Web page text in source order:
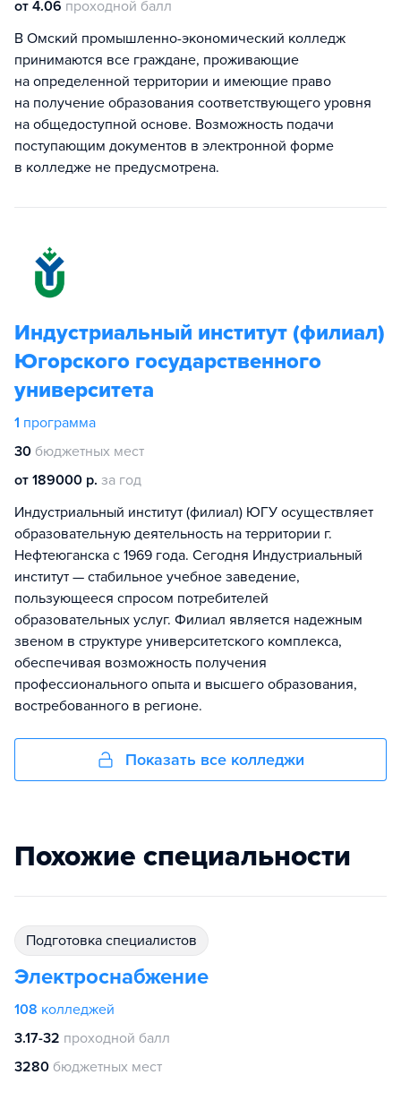
от 4.06 проходной балл
В Омский промышленно-экономический колледж
принимаются все граждане, проживающие
на определенной территории и имеющие право
на получение образования соответствующего уровня
на общедоступной основе. Возможность подачи
поступающим документов в электронной форме
в колледже не предусмотрена.
Индустриальный институт (филиал)
Югорского государственного
университета
1 программа
30 бюджетных мест
от 189000 р. за год
Индустриальный институт (филиал) ЮГУ осуществляет
образовательную деятельность на территории г.
Нефтеюганска с 1969 года. Cегодня Индустриальный
институт — стабильное учебное заведение,
пользующееся спросом потребителей
образовательных услуг. Филиал является надежным
звеном в структуре университетского комплекса,
обеспечивая возможность получения
профессионального опыта и высшего образования,
востребованного в регионе.
Показать все колледжи
Похожие специальности
подготовка специалистов
Электроснабжение
108 колледжей
3.17-32 проходной балл
3280 бюджетных мест